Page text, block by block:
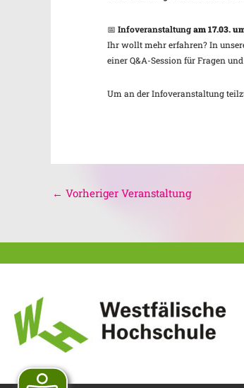
📅Infoveranstaltungam 17.03.
Ihr wollt mehr erfahren? In
einer Q&A-Session für Fragen
Um an der Infoveranstaltung
← Vorheriger Veranstaltung